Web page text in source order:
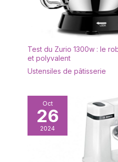
Test du Zurio 1300w : le
et polyvalent
Ustensiles de pâtisserie
Oct
26
2024